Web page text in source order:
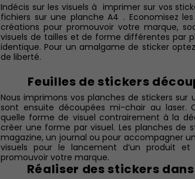
Indécis sur les visuels à imprimer sur vos
fichiers sur une planche A4 . Economisez
créations pour promouvoir votre marque,
visuels de tailles et de forme différentes par
identique. Pour un amalgame de sticker
de liberté.
Feuilles de stickers
Nous imprimons vos planches de stickers
sont ensuite découpées mi-chair au laser.
quelle forme de visuel contrairement à la
créer une forme par visuel. Les planches de
magazine, un journal ou pour accompagner
visuels pour le lancement d’un produit
promouvoir votre marque.
Réaliser des stickers